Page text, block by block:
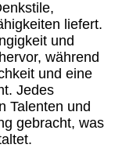
liefert.
und
während
und eine
Jedes
Talenten und
gebracht, was